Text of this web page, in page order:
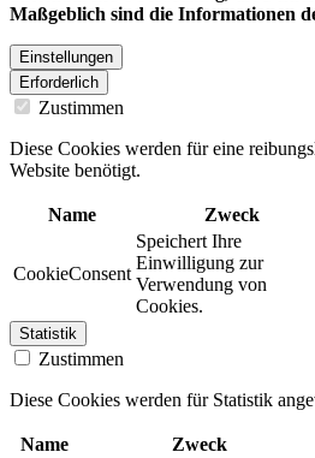
Maßgeblich sind die Informationen
Einstellungen
Erforderlich
Zustimmen
Diese Cookies werden für eine
Website benötigt.
Name Zweck
CookieConsent
Speichert Ihre
Einwilligung zur
Verwendung von
Cookies.
Statistik
Zustimmen
Diese Cookies werden für Statistik
Name Zweck